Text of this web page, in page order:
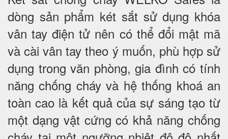
dòng sản phẩm két sắt sử dụng khóa
vân tay điện tử nên có thể đổi mật mã
và cài vân tay theo ý muốn, phù hợp sử
dụng trong văn phòng, gia đình có tính
năng chống cháy và hệ thống khoá an
toàn cao là kết quả của sự sáng tạo từ
một dạng vật cứng có khả năng chống